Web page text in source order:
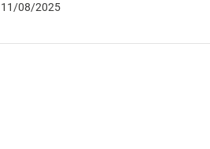
11/08/2025